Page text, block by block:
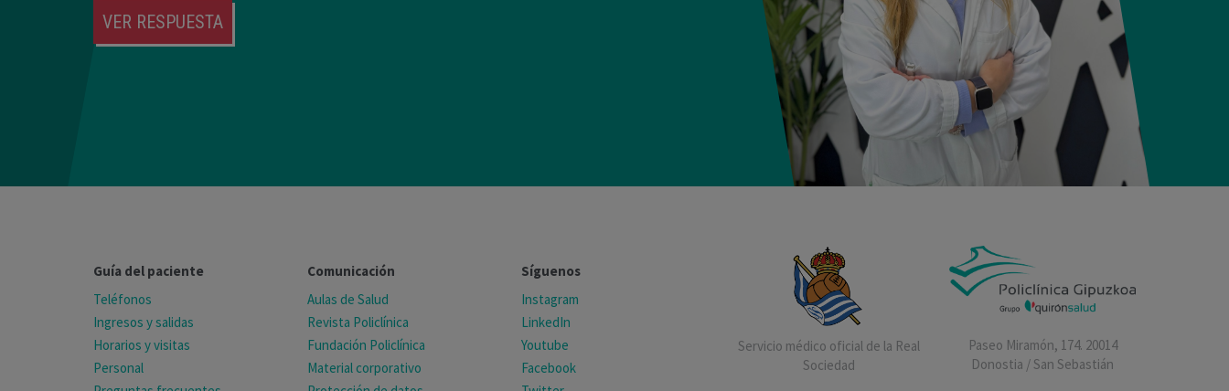
VER RESPUESTA
Guía del paciente
Teléfonos
Ingresos y salidas
Horarios y visitas
Personal
Comunicación
Aulas de Salud
Revista Policlínica
Fundación Policlínica
Material corporativo
Síguenos
Instagram
LinkedIn
Youtube
Facebook
Servicio médico oficial de la Real
Sociedad
Paseo Miramón, 174. 20014
Donostia / San Sebastián